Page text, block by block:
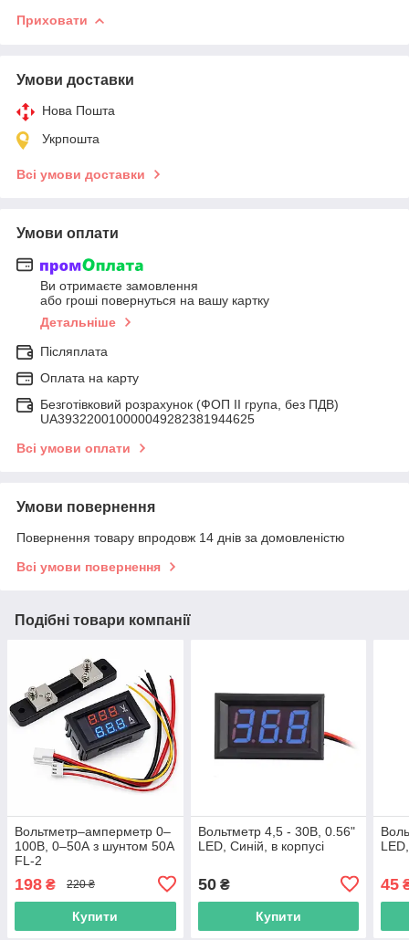
Приховати
Умови доставки
Нова Пошта
Укрпошта
Всі умови доставки
Умови оплати
Ви отримаєте замовлення
або гроші повернуться на вашу картку
Детальніше
Післяплата
Оплата на карту
Безготівковий розрахунок (ФОП ІІ група, без ПДВ)
UA393220010000049282381944625
Всі умови оплати
Умови повернення
Повернення товару впродовж 14 днів за домовленістю
Всі умови повернення
Подібні товари компанії
Вольтметр–амперметр 0–
100В, 0–50А з шунтом 50А
FL-2
198 ₴ 220 ₴
Купити
Вольтметр 4,5 - 30В, 0.56"
LED, Синій, в корпусі
50₴
Купити
45